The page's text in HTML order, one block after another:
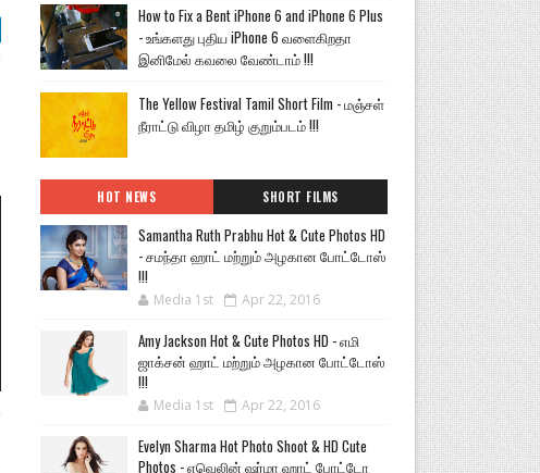
How to Fix a Bent iPhone 6 and iPhone 6 Plus
- உங்களது புதிய iPhone 6 வளைகிறதா
இனிமேல் கவலை வேண்டாம் !!!
The Yellow Festival Tamil Short Film - மஞ்சள்
நீராட்டு விழா தமிழ் குறும்படம் !!!
HOT NEWS SHORT FILMS
Samantha Ruth Prabhu Hot & Cute Photos HD
- சமந்தா ஹாட் மற்றும் அழகான போட்டோஸ்
!!!
Media 1st Apr 22, 2016
Amy Jackson Hot & Cute Photos HD - எமி
ஜாக்சன் ஹாட் மற்றும் அழகான போட்டோஸ்
!!!
Media 1st Apr 22, 2016
Evelyn Sharma Hot Photo Shoot & HD Cute
Photos - எவெலின் ஷர்மா ஹாட் போட்டோ